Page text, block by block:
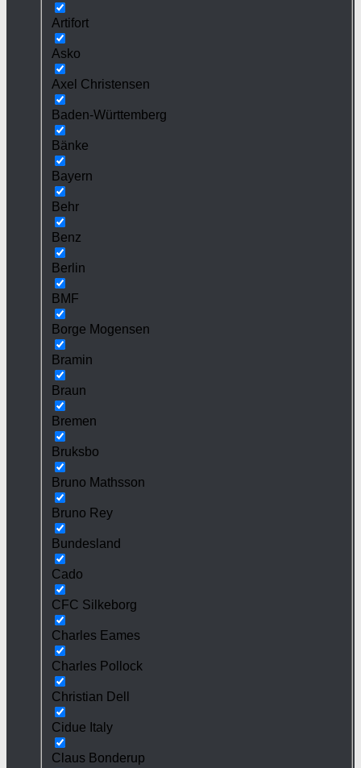
Artifort
Asko
Axel Christensen
Baden-Württemberg
Bänke
Bayern
Behr
Benz
Berlin
BMF
Borge Mogensen
Bramin
Braun
Bremen
Bruksbo
Bruno Mathsson
Bruno Rey
Bundesland
Cado
CFC Silkeborg
Charles Eames
Charles Pollock
Christian Dell
Cidue Italy
Claus Bonderup